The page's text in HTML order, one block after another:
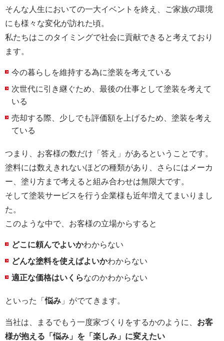
そんな人生においての一大イベントを終え、ご家族の環境
にも様々な変化が訪れた頃。
私たちはこのタイミングで社会に貢献できると考えており
ます。
今の暮らしを維持する為に塗装を考えている
次世代に引き継ぐため、最後の仕事として塗装を考えて
いる
売却する際、少しでも評価額を上げるため、塗装を考え
ている
つまり、お客様の数だけ「答え」があるということです。
塗料には数えきれないほどの種類があり、さらにはメーカ
ー、塗り方まで考えると組み合わせは無限大です。
そして塗装サービスを行う企業様も近年増えてまいりまし
た。
このような中で、お客様の立場からすると
どこに頼んでよいかわからない
どんな塗料を使えばよいかわからない
適正な価格はいくらなのかわからない
といった「悩み 」がでてきます。
当社は、まるでもう一度家づくりをするかのように、 お客
様が抱える「悩み」を「楽しみ」に変えたい